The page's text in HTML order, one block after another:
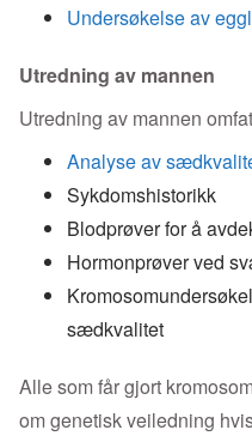
Undersøkelse av
Utredning av mannen
Utredning av mannen
Analyse av
Sykdomshistorikk
Blodprøver for å
Hormonprøver ved
sædkvalitet
Alle som får gjort
om genetisk veiledning